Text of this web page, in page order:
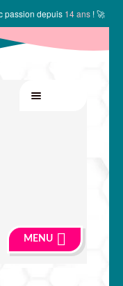
passion depuis 14 ans! 🚀
MENU